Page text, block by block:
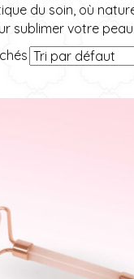
du soin, où
sublimer votre peau.